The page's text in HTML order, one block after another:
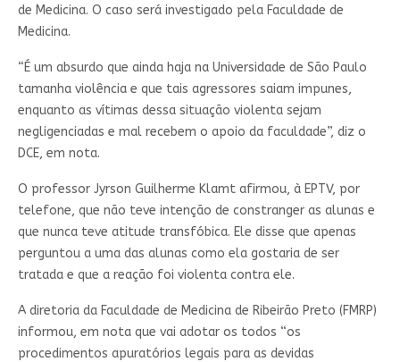
de Medicina. O caso será investigado pela Faculdade de
Medicina.
“É um absurdo que ainda haja na Universidade de São Paulo
tamanha violência e que tais agressores saiam impunes,
enquanto as vítimas dessa situação violenta sejam
negligenciadas e mal recebem o apoio da faculdade”, diz o
DCE, em nota.
O professor Jyrson Guilherme Klamt afirmou, à EPTV, por
telefone, que não teve intenção de constranger as alunas e
que nunca teve atitude transfóbica. Ele disse que apenas
perguntou a uma das alunas como ela gostaria de ser
tratada e que a reação foi violenta contra ele.
A diretoria da Faculdade de Medicina de Ribeirão Preto (FMRP)
informou, em nota que vai adotar os todos “os
procedimentos apuratórios legais para as devidas